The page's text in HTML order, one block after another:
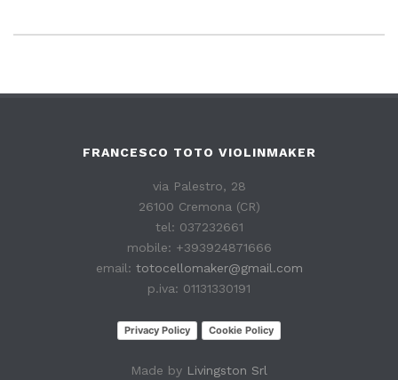
FRANCESCO TOTO VIOLINMAKER
via Palestro, 28
26100 Cremona (CR)
tel: 037232661
mobile: +393924871666
email: totocellomaker@gmail.com
p.iva: 01131330191
Privacy Policy Cookie Policy
Made by Livingston Srl